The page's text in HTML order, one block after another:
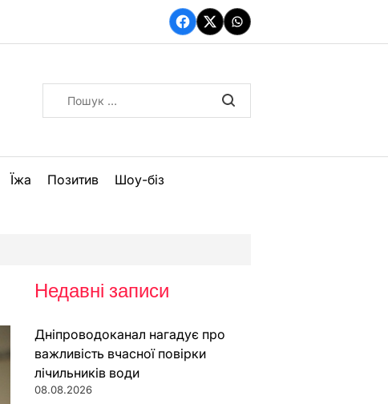
Facebook
TwitterWhatsApp
Їжа Позитив Шоу-біз
Недавні записи
Дніпроводоканал нагадує про
важливість вчасної повірки
лічильників води
08.08.2026